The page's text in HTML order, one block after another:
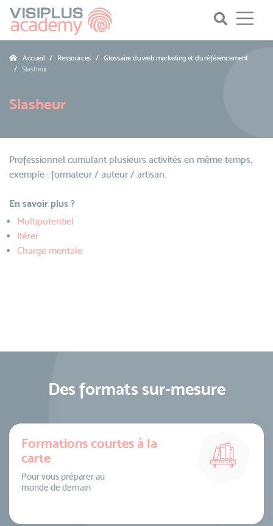
Accueil Ressources
Glossaire du web marketing et du référencement
Slasheur
Slasheur
Professionnel cumulant plusieurs activités en même temps,
exemple : formateur / auteur / artisan.
En savoir plus ?
Multipotentiel
Itérer
Charge mentale
Des formats sur-mesure
Formations courtes à la
carte
Pour vous préparer au
monde de demain